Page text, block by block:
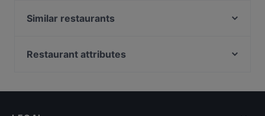
Similar restaurants
Sorrento Tapahtumat
Namaste Kuopio
Restaurant attributes